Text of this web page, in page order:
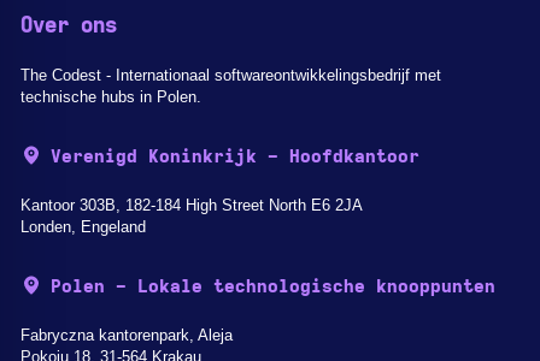
Over ons
The Codest - Internationaal softwareontwikkelingsbedrijf met
technische hubs in Polen.
Verenigd Koninkrijk - Hoofdkantoor
Kantoor 303B, 182-184 High Street North E6 2JA
Londen, Engeland
Polen - Lokale technologische knooppunten
Fabryczna kantorenpark, Aleja
Pokoju 18, 31-564 Krakau